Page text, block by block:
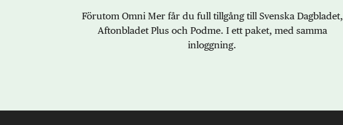
Förutom Omni Mer får du full tillgång till Svenska Dagbladet,
Aftonbladet Plus och Podme. I ett paket, med samma
inloggning.